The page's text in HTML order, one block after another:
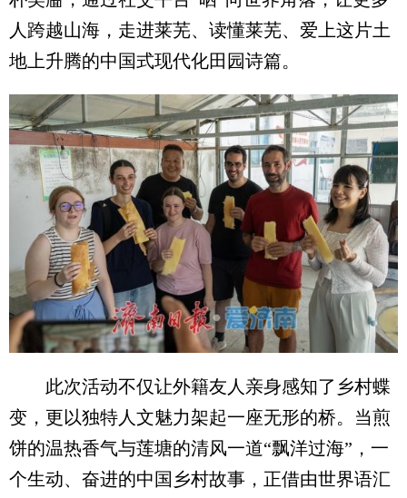
人跨越山海，走进莱芜、读懂莱芜、爱上这片土
地上升腾的中国式现代化田园诗篇。
此次活动不仅让外籍友人亲身感知了乡村蝶
变，更以独特人文魅力架起一座无形的桥。当煎
饼的温热香气与莲塘的清风一道“飘洋过海”，一
个生动、奋进的中国乡村故事，正借由世界语汇